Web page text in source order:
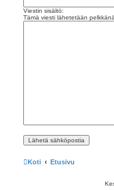
Viestin sisältö:
Tämä viesti lähetetään
Koti Etusivu